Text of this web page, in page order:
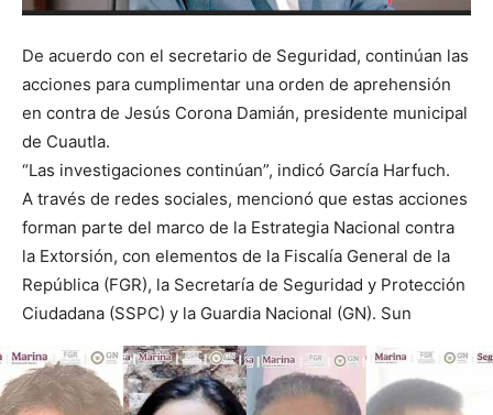
De acuerdo con el secretario de Seguridad, continúan las
acciones para cumplimentar una orden de aprehensión
en contra de Jesús Corona Damián, presidente municipal
de Cuautla.
“Las investigaciones continúan”, indicó García Harfuch.
A través de redes sociales, mencionó que estas acciones
forman parte del marco de la Estrategia Nacional contra
la Extorsión, con elementos de la Fiscalía General de la
República (FGR), la Secretaría de Seguridad y Protección
Ciudadana (SSPC) y la Guardia Nacional (GN). Sun